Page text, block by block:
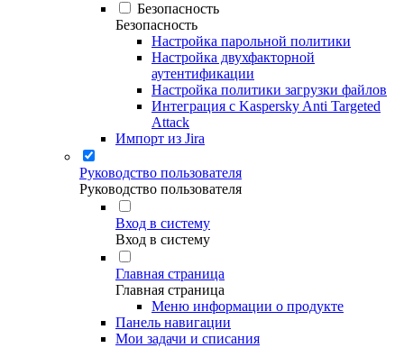
Безопасность
Безопасность
Настройка парольной политики
Настройка двухфакторной
аутентификации
Настройка политики загрузки файлов
Интеграция с Kaspersky Anti Targeted
Attack
Импорт из Jira
Руководство пользователя
Руководство пользователя
Вход в систему
Вход в систему
Главная страница
Главная страница
Меню информации о продукте
Панель навигации
Мои задачи и списания